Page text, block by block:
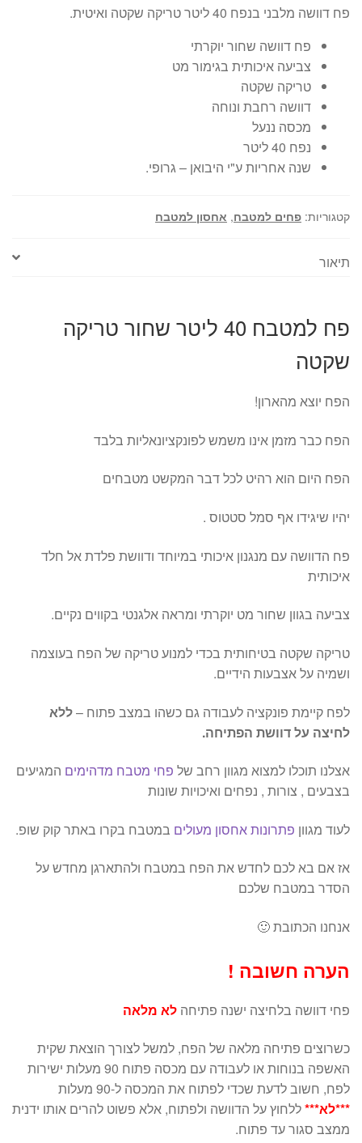
היה:
₪699.
הוא:
₪499.
פח דוושה מלבני בנפח 40 ליטר טריקה שקטה ואיטית.
פח דוושה שחור יוקרתי
צביעה איכותית בגימור מט
טריקה שקטה
דוושה רחבת ונוחה
מכסה ננעל
נפח 40 ליטר
שנה אחריות ע"י היבואן – גרופי.
קטגוריות: פחים למטבח, אחסון למטבח
תיאור
פח למטבח 40 ליטר שחור טריקה
שקטה
הפח יוצא מהארון!
הפח כבר מזמן אינו משמש לפונקציונאליות בלבד
הפח היום הוא רהיט לכל דבר המקשט מטבחים
יהיו שיגידו אף סמל סטטוס .
פח הדוושה עם מנגנון איכותי במיוחד ודוושת פלדת אל חלד
איכותית
צביעה בגוון שחור מט יוקרתי ומראה אלגנטי בקווים נקיים.
טריקה שקטה בטיחותית בכדי למנוע טריקה של הפח בעוצמה
ושמיה על אצבעות הידיים.
לפח קיימת פונקציה לעבודה גם כשהו במצב פתוח –ללא
לחיצה על דוושת הפתיחה.
אצלנו תוכלו למצוא מגוון רחב של פחי מטבח מדהימים המגיעים
בצבעים , צורות , נפחים ואיכויות שונות
לעוד מגוון פתרונות אחסון מעולים במטבח בקרו באתר קוק שופ.
אז אם בא לכם לחדש את הפח במטבח ולהתארגן מחדש על
הסדר במטבח שלכם
אנחנו הכתובת 🙂
הערה חשובה !
פחי דוושה בלחיצה ישנה פתיחה לא מלאה
כשרוצים פתיחה מלאה של הפח, למשל לצורך הוצאת שקית
האשפה בנוחות או לעבודה עם מכסה פתוח 90 מעלות ישירות
לפח, חשוב לדעת שכדי לפתוח את המכסה ל-90 מעלות
***לא***ללחוץ על הדוושה ולפתוח, אלא פשוט להרים אותו ידנית
ממצב סגור עד פתוח.